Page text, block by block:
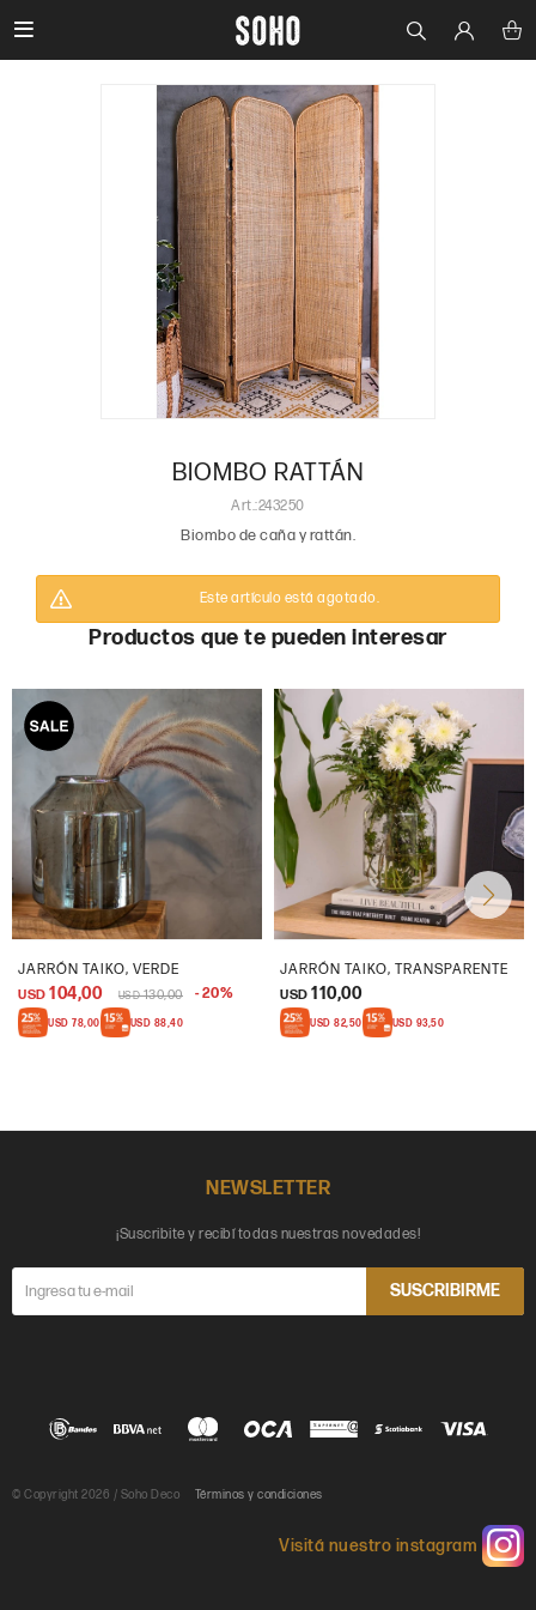

BIOMBO RATTÁN
243250
Biombo de caña y rattán.
Este artículo está agotado.
Productos que te pueden interesar
JARRÓN TAIKO, VERDE
USD 104,00 USD 130,00 20
USD 78,00 USD 88,40
JARRÓN TAIKO, TRANSPARENTE
USD 110,00
USD 82,50 USD 93,50
NEWSLETTER
¡Suscribite y recibí todas nuestras novedades!
SUSCRIBIRME

© Copyright 2026 / Soho Deco Términos y condiciones